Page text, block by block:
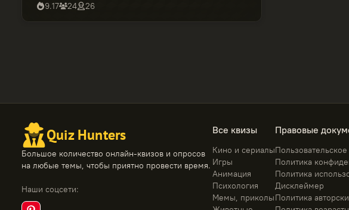
9.17
24 26
Quiz Hunters
Большое количество онлайн-квизов и опросов
на любые темы, чтобы приятно провести время.
Наши соцсети:
Все квизы
Кино и сериалы
Игры
Анимация
Психология
Мемы, приколы
Правовые
Политика
Политика
Дисклеймер
Политика